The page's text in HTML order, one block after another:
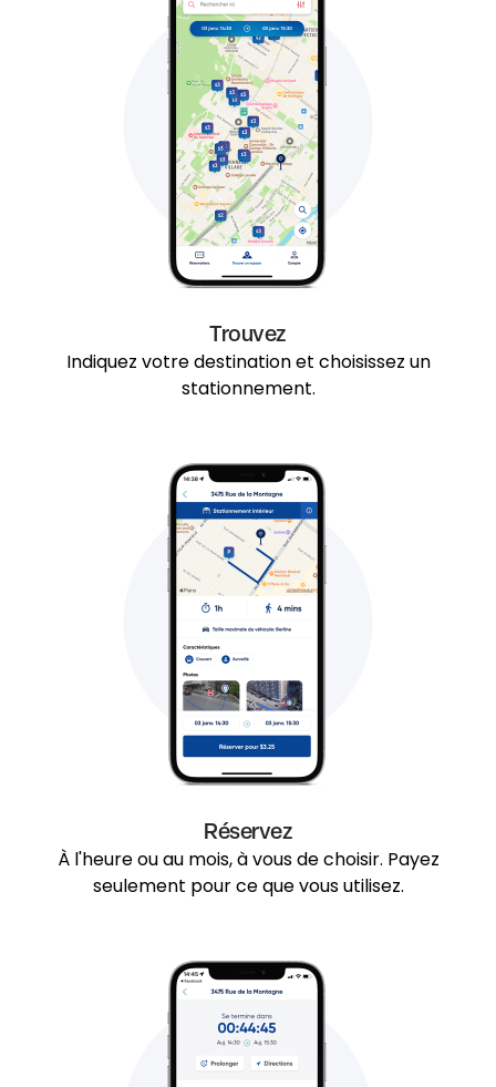
Trouvez
Indiquez votre destination et choisissez un
stationnement.
Réservez
À l'heure ou au mois, à vous de choisir. Payez
seulement pour ce que vous utilisez.